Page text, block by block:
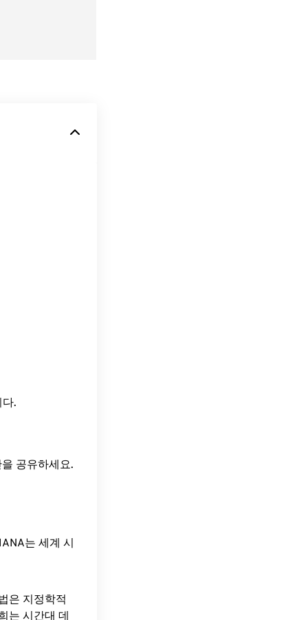
.
공유하세요.
는 세계 시
은 지정학적
는 시간대 데